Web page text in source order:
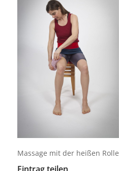
Massage mit der heißen Rolle